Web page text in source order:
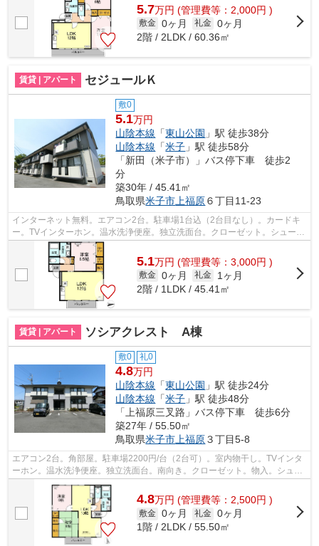
5.7万円 (管理費等：2,000円 )
敷金 0ヶ月 礼金 0ヶ月
2階 / 2LDK / 60.36㎡
賃貸 | アパート セジュールＫ
敷0
5.1万円
山陰本線 「東山公園 」駅 徒歩38分
山陰本線 「米子 」駅 徒歩58分
「新田（米子市）」バス停下車 徒歩2
分
築30年 / 45.41㎡
鳥取県米子市 上福原６丁目11-23
インターネット無料。エアコン2台。駐車場1台込（2台目なし）。カードキ
ー。TVインターホン。温水洗浄便座。独立洗面台。クローゼット。シューズ
ボックス。丸合 皆生店まで237ｍ。BS
5.1万円 (管理費等：3,000円 )
敷金 0ヶ月 礼金
1ヶ月
2階 / 1LDK / 45.41㎡
賃貸 | アパート ソシアクレスト A棟
敷0 礼0
4.8万円
山陰本線 「東山公園 」駅 徒歩24分
山陰本線 「米子 」駅 徒歩48分
「上福原三叉路」バス停下車 徒歩6分
築27年 / 55.50㎡
鳥取県米子市 上福原３丁目5-8
エアコン2台。角部屋。駐車場2200円/台（2台可）。室内物干し。TVインタ
ーホン。温水洗浄便座。独立洗面台。南向き。クローゼット。物入。シュー
ズボックス。ファミリーマート 米子警...
4.8万円 (管理費等：2,500円 )
敷金 0ヶ月 礼金 0ヶ月
1階 / 2LDK / 55.50㎡